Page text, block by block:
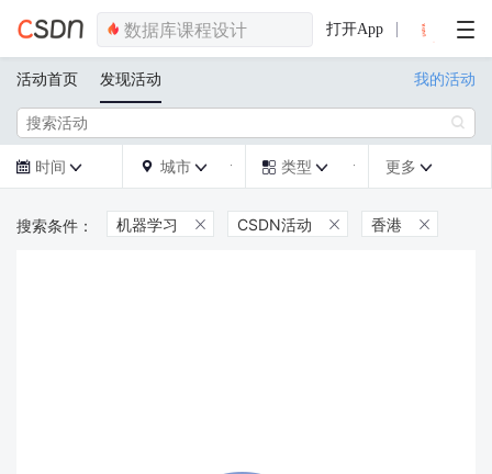
打开App
活动首页 发现活动 我的活动

 时间   城市   类型  更多 
机器学习  CSDN活动  香港 